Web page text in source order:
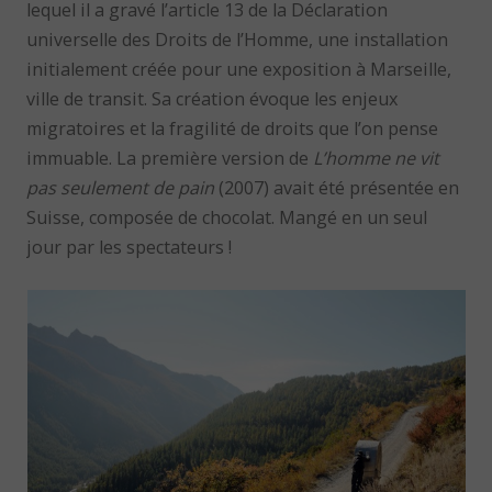
lequel il a gravé l’article 13 de la Déclaration
universelle des Droits de l’Homme, une installation
initialement créée pour une exposition à Marseille,
ville de transit. Sa création évoque les enjeux
migratoires et la fragilité de droits que l’on pense
immuable. La première version de L’homme ne vit
pas seulement de pain (2007) avait été présentée en
Suisse, composée de chocolat. Mangé en un seul
jour par les spectateurs !